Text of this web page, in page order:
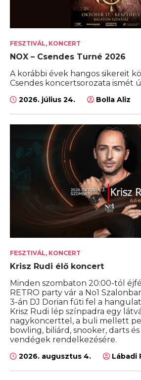
FESZTIVÁL, KONCERT
NOX – Csendes Turné 2026
A korábbi évek hangos sikereit
Csendes koncertsorozata ismét
2026. július 24. Bolla Aliz
FESZTIVÁL, KONCERT
Krisz Rudi élő koncert
Minden szombaton 20:00-tól
RETRO party vár a No1
3-án DJ Dorian fűti fel a
Krisz Rudi lép színpadra egy
nagykoncerttel, a buli mellett
bowling, biliárd, snooker, darts és
vendégek rendelkezésére.
2026. augusztus 4. Lábadi